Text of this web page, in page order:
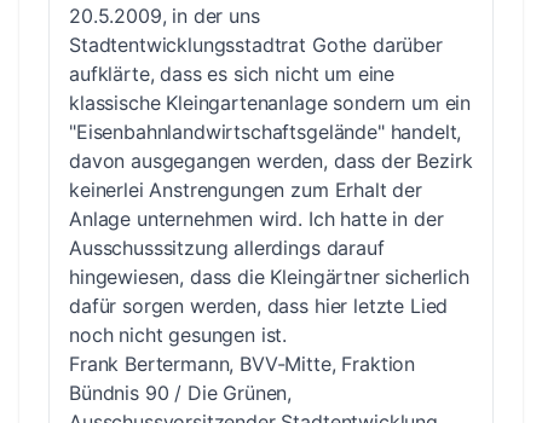
20.5.2009, in der uns
Stadtentwicklungsstadtrat Gothe darüber
aufklärte, dass es sich nicht um eine
klassische Kleingartenanlage sondern um ein
"Eisenbahnlandwirtschaftsgelände" handelt,
davon ausgegangen werden, dass der Bezirk
keinerlei Anstrengungen zum Erhalt der
Anlage unternehmen wird. Ich hatte in der
Ausschusssitzung allerdings darauf
hingewiesen, dass die Kleingärtner sicherlich
dafür sorgen werden, dass hier letzte Lied
noch nicht gesungen ist.
Frank Bertermann, BVV-Mitte, Fraktion
Bündnis 90 / Die Grünen,